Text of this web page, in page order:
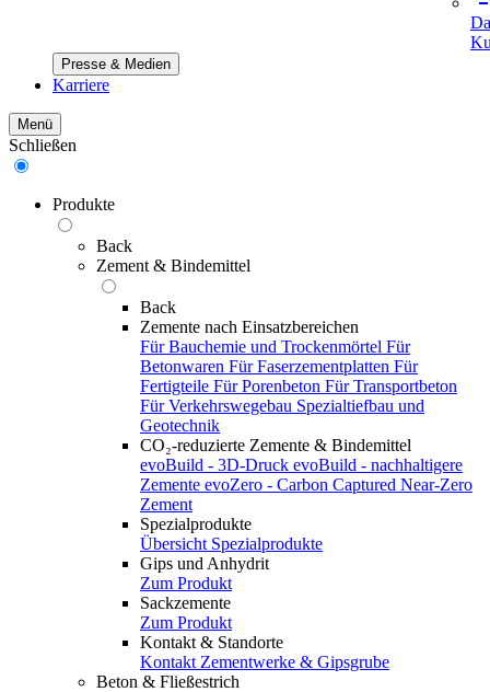
Presse & Medien
Karriere
Menü
Schließen
Produkte
Back
Zement & Bindemittel
Back
Zemente nach Einsatzbereichen
Für Bauchemie und Trockenmörtel Für
Betonwaren Für Faserzementplatten Für
Fertigteile Für Porenbeton Für Transportbeton
Für Verkehrswegebau Spezialtiefbau und
Geotechnik
CO₂-reduzierte Zemente & Bindemittel
evoBuild - 3D-Druck evoBuild - nachhaltigere
Zemente evoZero - Carbon Captured Near-Zero
Zement
Spezialprodukte
Übersicht Spezialprodukte
Gips und Anhydrit
Zum Produkt
Sackzemente
Zum Produkt
Kontakt & Standorte
Kontakt Zementwerke & Gipsgrube
Beton & Fließestrich